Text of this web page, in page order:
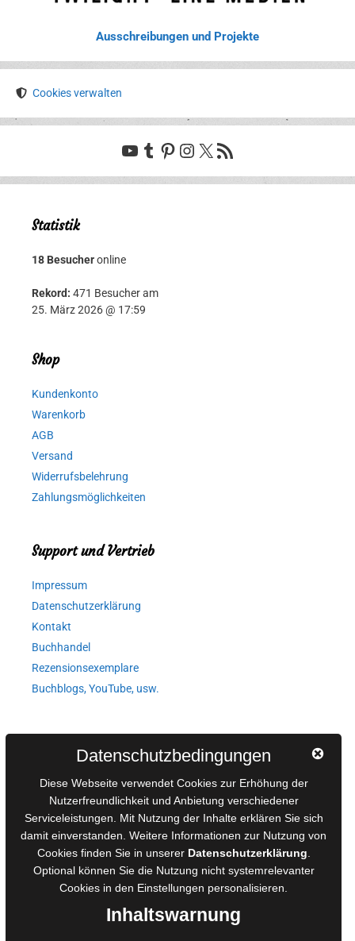
Ausschreibungen und Projekte
Cookies verwalten
YouTube
Tumblr
Pinterest
Instagram
X RSS-Feed
Statistik
18 Besucheronline
Rekord: 471 Besucher am
25. März 2026 @ 17:59
Shop
Kundenkonto
Warenkorb
AGB
Versand
Widerrufsbelehrung
Zahlungsmöglichkeiten
Support und Vertrieb
Impressum
Datenschutzerklärung
Kontakt
Buchhandel
Rezensionsexemplare
Buchblogs, YouTube, usw.
AGB für Medienprojekte
Online-Artikel
Manuskripte einreichen
Ausschreibungen
Belegexemplare
Eigenbedarfsexemplare
Datenschutzbedingungen
Diese Webseite verwendet Cookies zur Erhöhung der
Nutzerfreundlichkeit und Anbietung verschiedener
Serviceleistungen. Mit Nutzung der Inhalte erklären Sie sich
damit einverstanden. Weitere Informationen zur Nutzung von
Cookies finden Sie in unserer Datenschutzerklärung
Optional können Sie die Nutzung nicht systemrelevanter
Cookies in den Einstellungen personalisieren.
Inhaltswarnung